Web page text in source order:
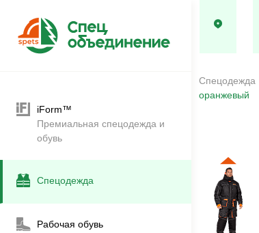
iForm™
Премиальная спецодежда и
обувь
Спецодежда
Рабочая обувь
Спецодежда
оранжевый